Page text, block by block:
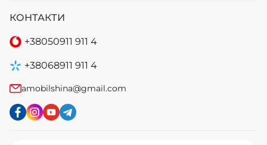
КОНТАКТИ
+38050911 911 4
+38068911 911 4
amobilshina@gmail.com